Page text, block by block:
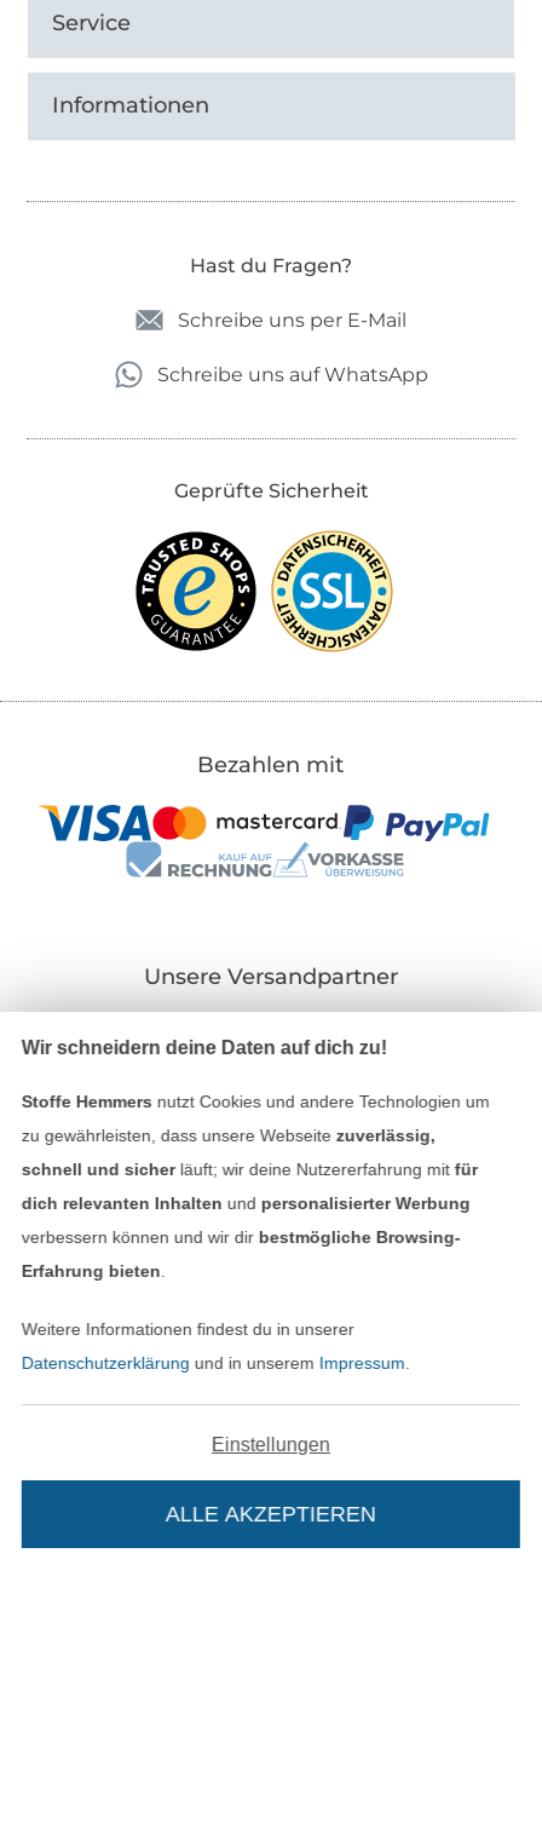
Service
Informationen
Hast du Fragen?
Schreibe uns per E-Mail
Schreibe uns auf WhatsApp
Geprüfte Sicherheit
Bezahlen mit
Unsere Versandpartner
Impressum
AGB
Widerrufsrecht
In den deutschen Shop wechseln (aktuell
Wir schneidern deine Daten auf dich zu!
Stoffe Hemmers nutzt Cookies und andere Technologien um
zu gewährleisten, dass unsere Webseite zuverlässig,
schnell und sicherläuft; wir deine Nutzererfahrung mitfür
dich relevanten Inhalten und personalisierter Werbung
verbessern können und wir dir bestmögliche Browsing-
Erfahrung bieten
Weitere Informationen findest du in unserer
Datenschutzerklärung und in unserem Impressum
Einstellungen
ALLE AKZEPTIEREN